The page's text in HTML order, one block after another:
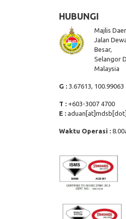
HUBUNGI
Majlis
Jalan
Besar,
Selangor
Malaysia
G : 3.67613, 100.99063
T : +603-3007 4700
E :
Waktu Operasi :